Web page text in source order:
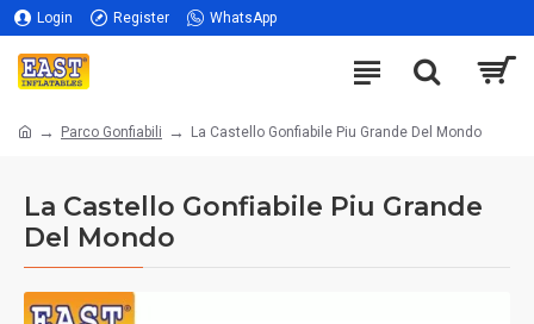
Login Register WhatsApp
Parco Gonfiabili La Castello Gonfiabile Piu Grande Del Mondo
La Castello Gonfiabile Piu Grande
Del Mondo